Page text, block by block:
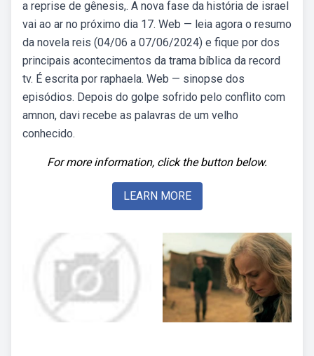
a reprise de gênesis,. A nova fase da história de israel
vai ao ar no próximo dia 17. Web — leia agora o resumo
da novela reis (04/06 a 07/06/2024) e fique por dos
principais acontecimentos da trama bíblica da record
tv. É escrita por raphaela. Web — sinopse dos
episódios. Depois do golpe sofrido pelo conflito com
amnon, davi recebe as palavras de um velho
conhecido.
For more information, click the button below.
LEARN MORE